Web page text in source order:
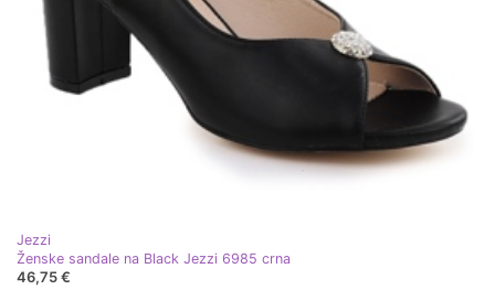
Jezzi
Ženske sandale na Black Jezzi 6985 crna
46,75 €